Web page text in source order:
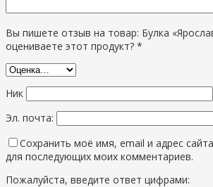
Вы пишете отзыв на товар: Булка
оцениваете этот продукт? *
Ник
Эл. почта:
Сохранить моё имя, email и адрес
для последующих моих комментариев.
Пожалуйста, введите ответ цифрами: